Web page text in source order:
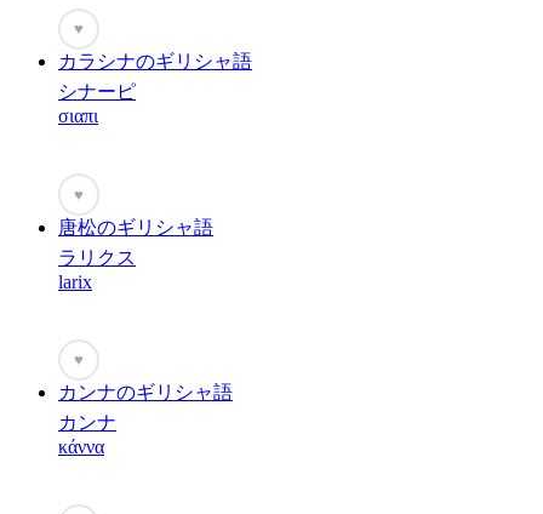
♥
カラシナのギリシャ語
シナーピ
σιαπι
♥
唐松のギリシャ語
ラリクス
larix
♥
カンナのギリシャ語
カンナ
κάννα